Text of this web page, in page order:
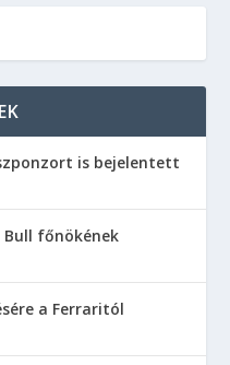
is bejelentett
főnökének
a Ferraritól